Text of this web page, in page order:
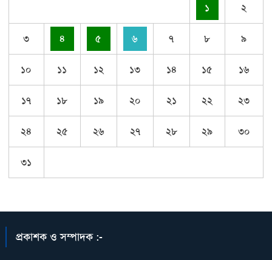
১ ২
৩ ৪ ৫ ৬ ৭ ৮ ৯
১০ ১১ ১২ ১৩ ১৪ ১৫ ১৬
১৭ ১৮ ১৯ ২০ ২১ ২২ ২৩
২৪ ২৫ ২৬ ২৭ ২৮ ২৯ ৩০
৩১
প্রকাশক ও সম্পাদক :-